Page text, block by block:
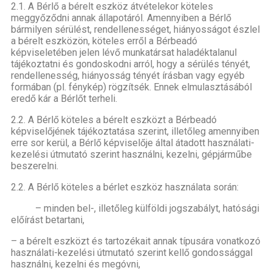
2.1. A Bérlő a bérelt eszköz átvételekor köteles
meggyőződni annak állapotáról. Amennyiben a Bérlő
bármilyen sérülést, rendellenességet, hiányosságot észlel
a bérelt eszközön, köteles erről a Bérbeadó
képviseletében jelen lévő munkatársat haladéktalanul
tájékoztatni és gondoskodni arról, hogy a sérülés tényét,
rendellenesség, hiányosság tényét írásban vagy egyéb
formában (pl. fénykép) rögzítsék. Ennek elmulasztásából
eredő kár a Bérlőt terheli.
2.2. A Bérlő köteles a bérelt eszközt a Bérbeadó
képviselőjének tájékoztatása szerint, illetőleg amennyiben
erre sor kerül, a Bérlő képviselője által átadott használati-
kezelési útmutató szerint használni, kezelni, gépjárműbe
beszerelni.
2.2. A Bérlő köteles a bérlet eszköz használata során:
– minden bel-, illetőleg külföldi jogszabályt, hatósági
előírást betartani,
– a bérelt eszközt és tartozékait annak típusára vonatkozó
használati-kezelési útmutató szerint kellő gondossággal
használni, kezelni és megóvni,